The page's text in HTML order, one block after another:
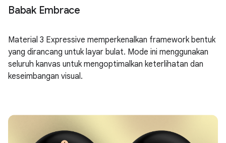
Babak Embrace
Material 3 Expressive memperkenalkan framework bentuk
yang dirancang untuk layar bulat. Mode ini menggunakan
seluruh kanvas untuk mengoptimalkan keterlihatan dan
keseimbangan visual.